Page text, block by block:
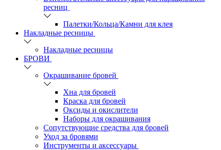
ресниц
Палетки/Кольца/Камни для клея
Накладные ресницы
Накладные ресницы
БРОВИ
Окрашивание бровей
Хна для бровей
Краска для бровей
Оксиды и окислители
Наборы для окрашивания
Сопутствующие средства для бровей
Уход за бровями
Инструменты и аксессуары